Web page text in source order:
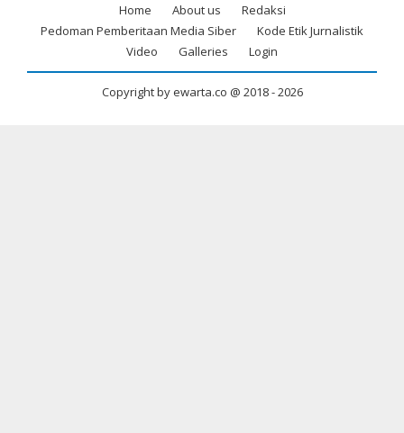
Footer
Home About us
Redaksi
Pedoman Pemberitaan Media Siber
Kode Etik Jurnalistik
Video
Galleries Login
Copyright by ewarta.co @ 2018 -2026